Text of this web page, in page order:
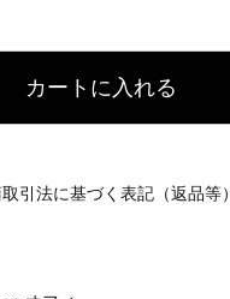
カートに入れる
引法に基づく表記（返品等）